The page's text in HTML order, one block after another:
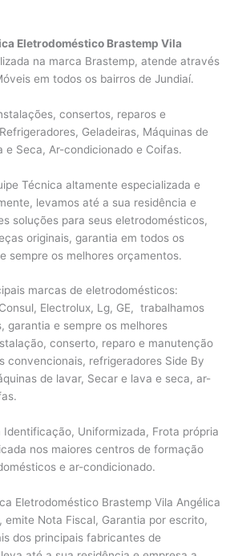
Eletrodoméstico Brastemp Vila
na marca Brastemp, atende através
em todos os bairros de Jundiaí.
consertos, reparos e
Geladeiras, Máquinas de
e Seca, Ar-condicionado e Coifas.
Técnica altamente especializada e
levamos até a sua residência e
soluções para seus eletrodomésticos,
originais, garantia em todos os
sempre os melhores orçamentos.
marcas de eletrodomésticos:
Electrolux, Lg, GE, trabalhamos
garantia e sempre os melhores
conserto, reparo e manutenção
convencionais, refrigeradores Side By
de lavar, Secar e lava e seca, ar-
Identificação, Uniformizada, Frota própria
nos maiores centros de formação
e ar-condicionado.
Eletrodoméstico Brastemp Vila Angélica
emite Nota Fiscal, Garantia por escrito,
dos principais fabricantes de